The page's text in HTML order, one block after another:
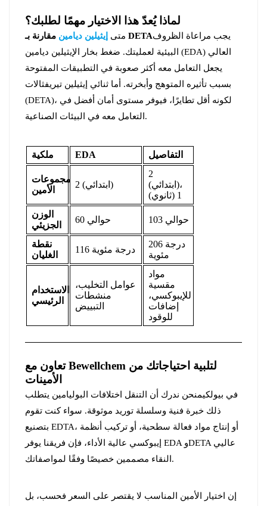
لماذا يُعدّ هذا الاختيار مهمًا لطلبك؟
متى إيثيلين ديامين مقارنة بـ DETAيجب مراعاة الظروف
البيئية لعمليتك. ضغط بخار الإيثيلين ديامين (EDA) العالي
يجعل التعامل معه أكثر صعوبة في التطبيقات المفتوحة
بسبب تأثيره المتوهج وأبخرته. أما ثنائي إيثيلين تيريفثالات
(DETA)، لكونه أقل تطايرًا، فيوفر مستوى أمان أفضل في
التعامل معه في البيئات الصناعية.
ملكية EDA التفاصيل
مجموعات
الأمين
2 (ابتدائي)
2
(ابتدائي)،
1 (ثانوي)
الوزن
الجزيئي
حوالي 60 حوالي 103
نقطة
الغليان
116 درجة مئوية
206 درجة
مئوية
الاستخدام
الرئيسي
عوامل التخليب،
منشطات
التبييض
مواد
مقسية
للإيبوكسي،
إضافات
للوقود
تعاون مع Bewellchem ​​لتلبية احتياجاتك من
الأمينات
في بيولكيمنحن ندرك أن التنقل اختلافات البوليامين يتطلب
ذلك خبرة فنية وسلسلة توريد موثوقة. سواء كنت تقوم
بتصنيع EDTA، أو إنتاج مواد فعالة سطحية، أو تركيب أنظمة
إيبوكسي عالية الأداء، فإن فريقنا يوفر EDA وDETA عاليي
النقاء مصممين خصيصًا وفقًا لمواصفاتك.
إن اختيار الأمين المناسب لا يقتصر على السعر فحسب، بل